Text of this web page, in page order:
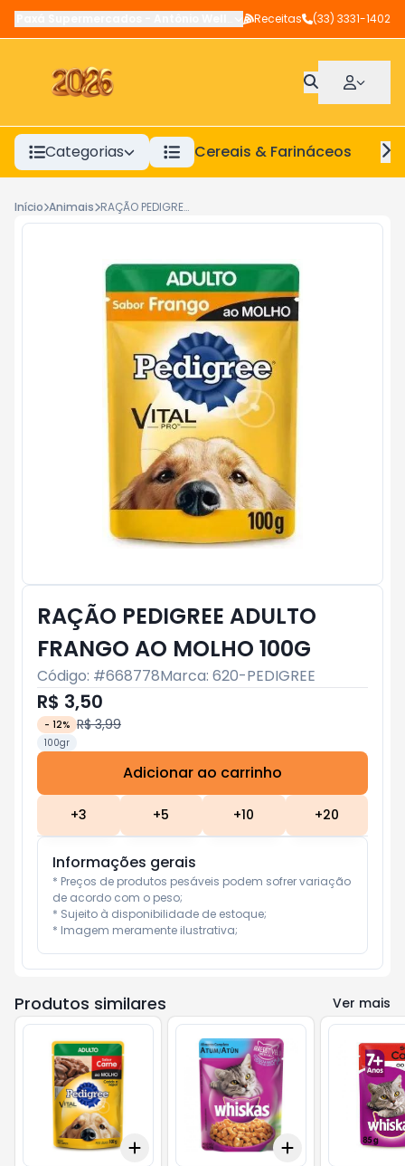
Antônio Wellerson,Manhuaçu- MG
Receitas (33) 3331-1402
Categorias Cereais & Farináceos
Início Animais RAÇÃO PEDIGREE ADULTO FRANGO AO MOLHO 100G
RAÇÃO PEDIGREE ADULTO
FRANGO AO MOLHO 100G
Código: #668778Marca: 620-PEDIGREE
R$ 3,50
- 12% R$ 3,99
100gr
Adicionar ao carrinho
+3 +5 +10 +20
Informações gerais
* Preços de produtos pesáveis podem sofrer variação
de acordo com o peso;
* Sujeito à disponibilidade de estoque;
* Imagem meramente ilustrativa;
Produtos similares Ver mais
+10
Add +10
Add